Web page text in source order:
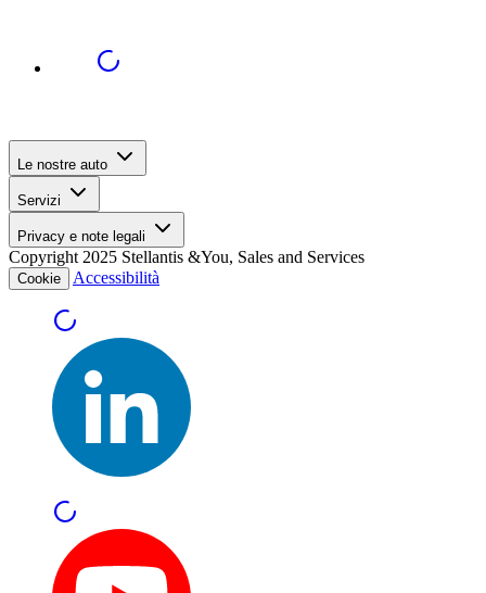
Le nostre auto
Servizi
Privacy e note legali
Copyright 2025 Stellantis &You, Sales and Services
Cookie Accessibilità